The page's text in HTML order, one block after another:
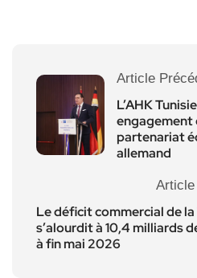
Article
L’AHK
engagement
partenariat
allemand
Le déficit commercial de la
s’alourdit à 10,4 milliards
à fin mai 2026